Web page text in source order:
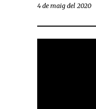
4 de maig del 2020